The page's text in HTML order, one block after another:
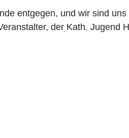
entgegen, und wir sind
der Kath. Jugend